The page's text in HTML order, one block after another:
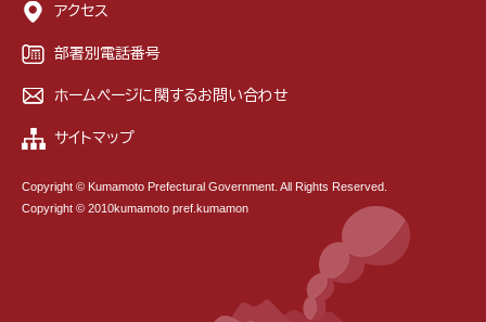
アクセス
部署別電話番号
ホームページに関するお問い合わせ
サイトマップ
Copyright © Kumamoto Prefectural Government. All Rights Reserved.
Copyright © 2010kumamoto pref.kumamon